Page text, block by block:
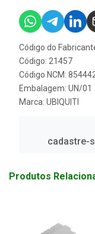
Código do
Código: 21457
Código NCM:
Embalagem: UN/01
Marca: UBIQUITI
cadastre-
Produtos